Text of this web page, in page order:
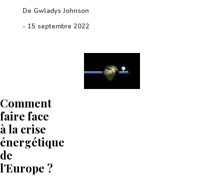
De Gwladys Johnson
- 15 septembre 2022
Comment
faire face
à la crise
énergétique
de
l’Europe ?